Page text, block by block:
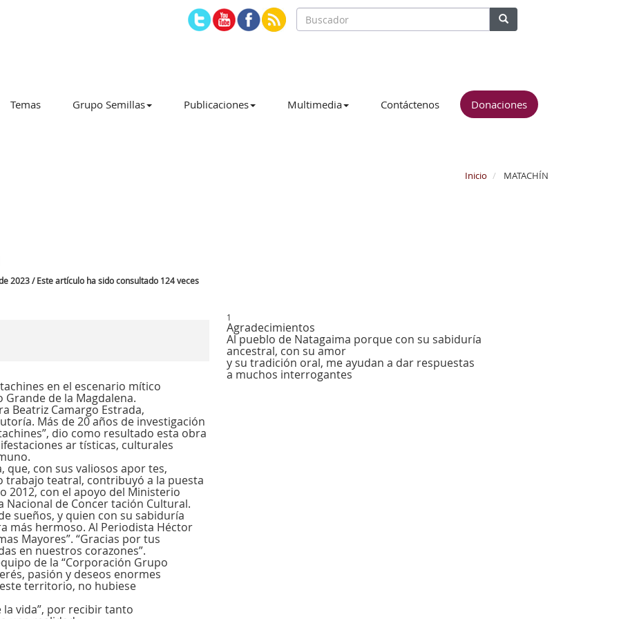
Temas Grupo Semillas Publicaciones Multimedia Contáctenos Donaciones
Inicio MATACHÍN
2023 / Este artículo ha sido consultado 124 veces
1
Agradecimientos
Al pueblo de Natagaima porque con su sabiduría
ancestral, con su amor
y su tradición oral, me ayudan a dar respuestas
a muchos interrogantes
en el escenario mítico
de la Magdalena.
Beatriz Camargo Estrada,
Más de 20 años de investigación
dio como resultado esta obra
ar tísticas, culturales
que, con sus valiosos apor tes,
trabajo teatral, contribuyó a la puesta
2012, con el apoyo del Ministerio
Nacional de Concer tación Cultural.
sueños, y quien con su sabiduría
más hermoso. Al Periodista Héctor
Mayores”. “Gracias por tus
en nuestros corazones”.
de la “Corporación Grupo
pasión y deseos enormes
territorio, no hubiese
la vida”, por recibir tanto